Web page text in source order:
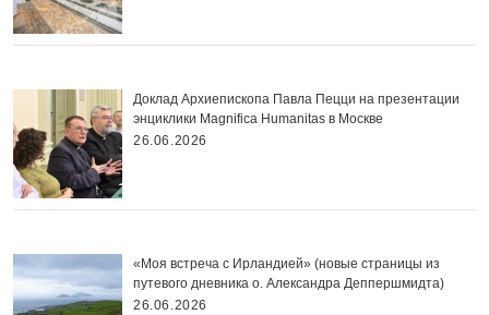
Доклад Архиепископа Павла Пецци на презентации
энциклики Magnifica Нumanitas в Москве
26.06.2026
«Моя встреча с Ирландией» (новые страницы из
путевого дневника о. Александра Деппершмидта)
26.06.2026